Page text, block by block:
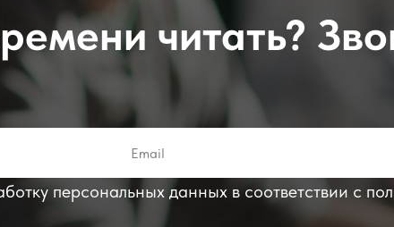
читать?
персональных данных в соответствии с